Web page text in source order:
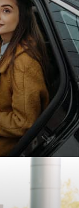
chez des
accompagne
Profitez d’un
et